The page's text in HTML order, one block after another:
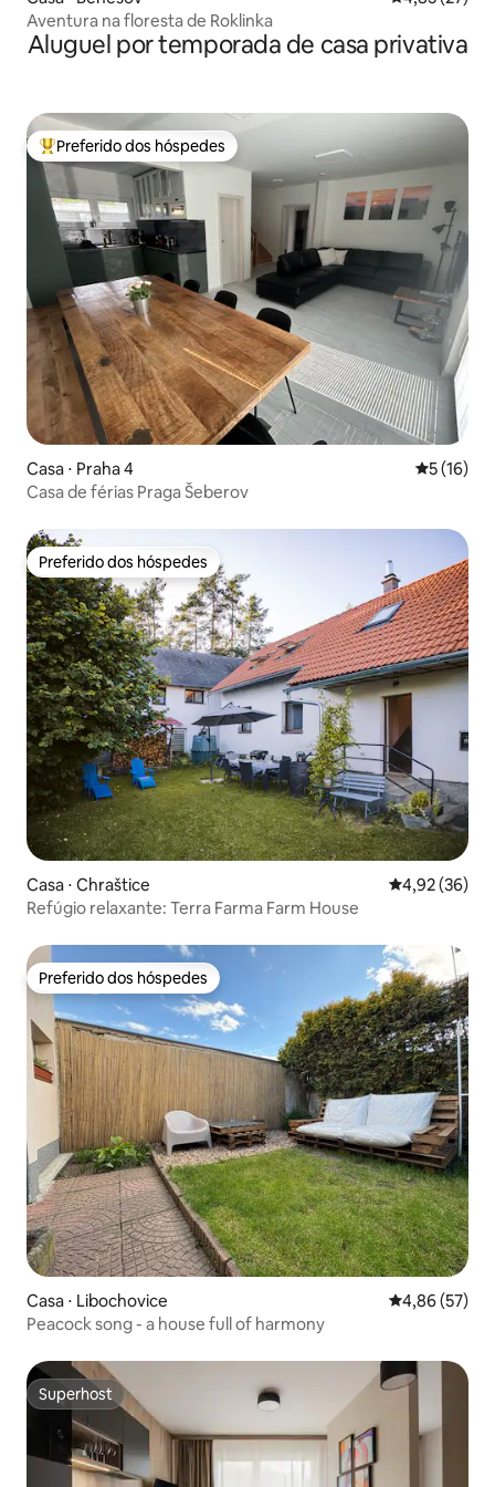
Aventura na floresta de Roklinka
Aluguel por temporada de casa privativa
Entre os melhores preferidos dos hóspedes
Preferido dos hóspedes
Casa ⋅ Praha 4 5 de uma
5 (16)
Casa de férias Praga Šeberov
Preferido dos hóspedes
Preferido dos hóspedes
Casa ⋅ Chraštice 4,92 de uma
4,92 (36)
Refúgio relaxante: Terra Farma Farm House
Preferido dos hóspedes
Preferido dos hóspedes
Casa ⋅ Libochovice 4,86 de uma
4,86 (57)
Peacock song - a house full of harmony
Superhost
Superhost